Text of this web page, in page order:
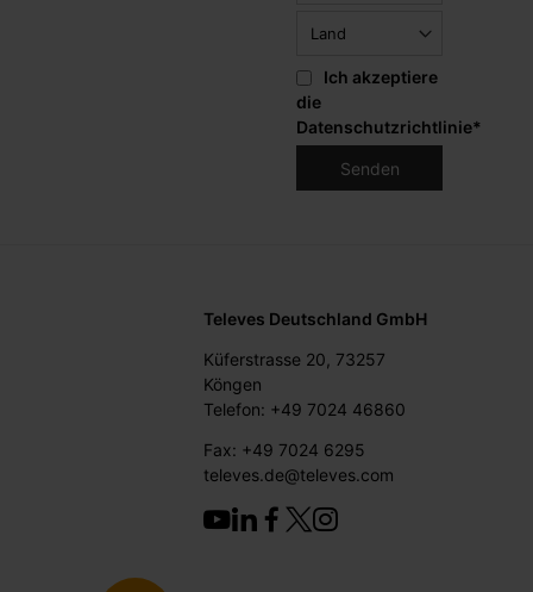
Ich akzeptiere
die
Datenschutzrichtlinie*
Televes Deutschland GmbH
Küferstrasse 20, 73257
Köngen
Telefon: +49 7024 46860
Fax: +49 7024 6295
televes.de@televes.com